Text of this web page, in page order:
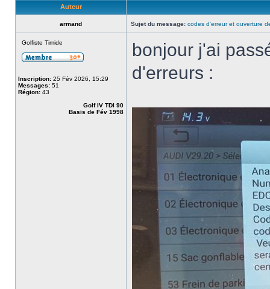
Auteur
armand Sujet du message: codes d'erreur et ouverture
Golfiste Timide
Inscription: 25 Fév 2026, 15:29
Messages: 51
Région: 43
Golf IV TDI 90
Basis de Fév 1998
bonjour j'ai
d'erreurs :